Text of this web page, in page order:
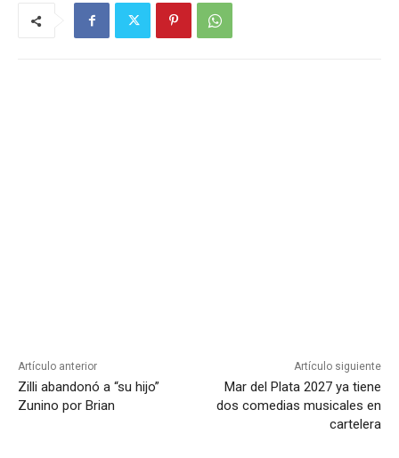
Artículo anterior
Zilli abandonó a “su hijo”
Zunino por Brian
Artículo siguiente
Mar del Plata 2027 ya tiene
dos comedias musicales en
cartelera